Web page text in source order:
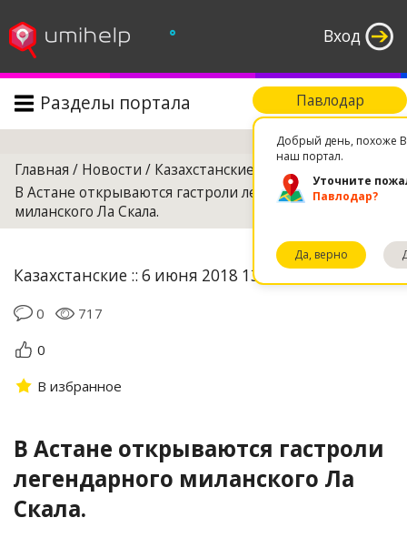
Вход
°
Павлодар
Добрый день, похоже
наш портал.
Уточните
Павлодар?
Да, верно
Разделы портала Поиск
Главная / Новости / Казахстанские
В Астане открываются гастроли легендарного
миланского Ла Скала.
Казахстанские :: 6 июня 2018 13:39
0
717
0
В избранное
В Астане открываются гастроли
легендарного миланского Ла
Скала.